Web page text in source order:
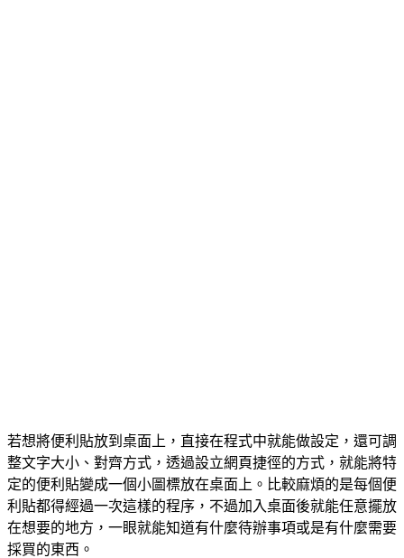
若想將便利貼放到桌面上，直接在程式中就能做設定，還可調
整文字大小、對齊方式，透過設立網頁捷徑的方式，就能將特
定的便利貼變成一個小圖標放在桌面上。比較麻煩的是每個便
利貼都得經過一次這樣的程序，不過加入桌面後就能任意擺放
在想要的地方，一眼就能知道有什麼待辦事項或是有什麼需要
採買的東西。